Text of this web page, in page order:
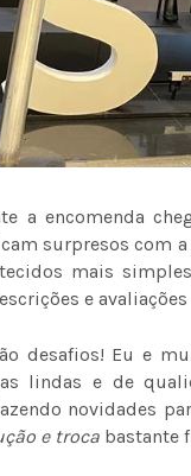
a encomenda
surpresos com
mais
e
desafios! Eu e
lindas e de
novidades
e troca bastante